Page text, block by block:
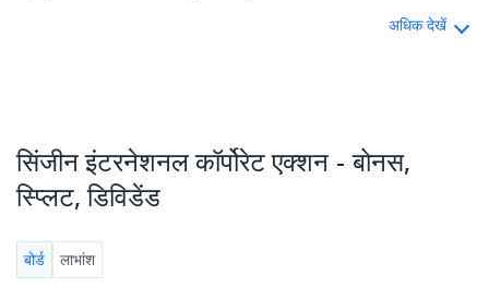
अधिक देखें
सिंजीन इंटरनेशनल कॉर्पोरेट एक्शन - बोनस,
स्प्लिट, डिविडेंड
बोर्ड लाभांश